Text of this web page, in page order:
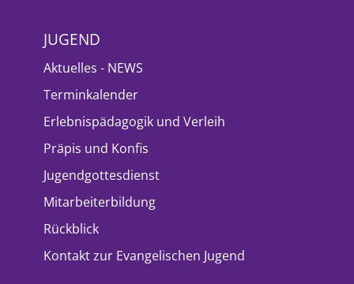
JUGEND
Aktuelles - NEWS
Terminkalender
Erlebnispädagogik und Verleih
Präpis und Konfis
Jugendgottesdienst
Mitarbeiterbildung
Rückblick
Kontakt zur Evangelischen Jugend